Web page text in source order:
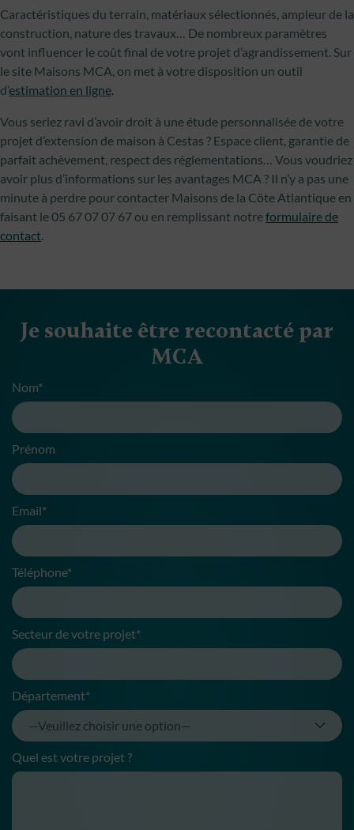
Caractéristiques du terrain, matériaux sélectionnés, ampleur de la
construction, nature des travaux… De nombreux paramètres
vont influencer le coût final de votre projet d’agrandissement. Sur
le site Maisons MCA, on met à votre disposition un outil
d’estimation en ligne.
Vous seriez ravi d’avoir droit à une étude personnalisée de votre
projet d’extension de maison à Cestas ? Espace client, garantie de
parfait achèvement, respect des réglementations… Vous voudriez
avoir plus d’informations sur les avantages MCA ? Il n’y a pas une
minute à perdre pour contacter Maisons de la Côte Atlantique en
faisant le 05 67 07 07 67 ou en remplissant notreformulaire de
contact.
Je souhaite être recontacté par
MCA
Nom*
Prénom
Email*
Téléphone*
Secteur de votre projet*
Département*
Quel est votre projet ?